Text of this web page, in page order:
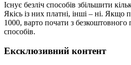
Існує безліч способів збільшити
Якісь із них платні, інші – ні. Якщо
1000, варто почати з безкоштовного
способів.
Ексклюзивний контент